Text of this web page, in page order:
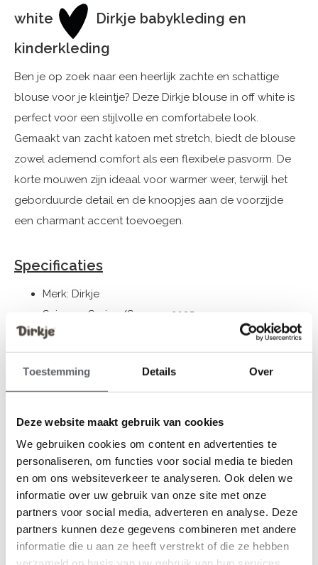
Toestemming Details Over
Deze website maakt gebruik van cookies
We gebruiken cookies om content en advertenties te
personaliseren, om functies voor social media te bieden
en om ons websiteverkeer te analyseren. Ook delen we
informatie over uw gebruik van onze site met onze
partners voor social media, adverteren en analyse. Deze
partners kunnen deze gegevens combineren met andere
informatie die u aan ze heeft verstrekt of die ze hebben
white
Dirkje babykleding en
kinderkleding
Ben je op zoek naar een heerlijk zachte en schattige
blouse voor je kleintje? Deze Dirkje blouse in off white is
perfect voor een stijlvolle en comfortabele look.
Gemaakt van zacht katoen met stretch, biedt de blouse
zowel ademend comfort als een flexibele pasvorm. De
korte mouwen zijn ideaal voor warmer weer, terwijl het
geborduurde detail en de knoopjes aan de voorzijde
een charmant accent toevoegen.
Specificaties
Merk: Dirkje
Seizoen: Spring/Summer 2025
Thema: 01 Girls sweet
Collectie: Meisjeskleding (vanaf maat 92) /
Babykleding (44-86)
Geslacht: Meisjes
Kleur: Off white
Samenstelling: 95% Cotton/ 5% Elastane
Artikelnummer: P54316-35
De kleding van Dirkje valt op maat. We raden aan om de
maat te kiezen op basis van de lengte van je kind. Twijfel
je toch nog, klik dan
hier voor onze maattabel.